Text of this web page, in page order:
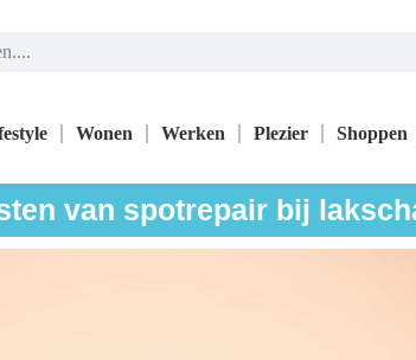
Wonen Werken Plezier Shoppen
van spotrepair bij